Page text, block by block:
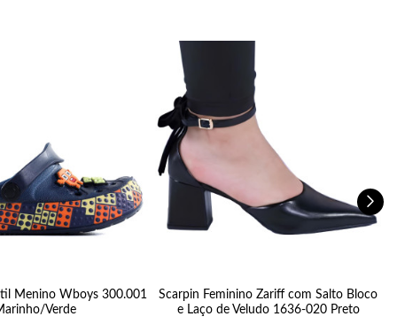
Menino Wboys 300.001
Verde
Scarpin Feminino Zariff com Salto Bloco
e Laço de Veludo 1636-020 Preto